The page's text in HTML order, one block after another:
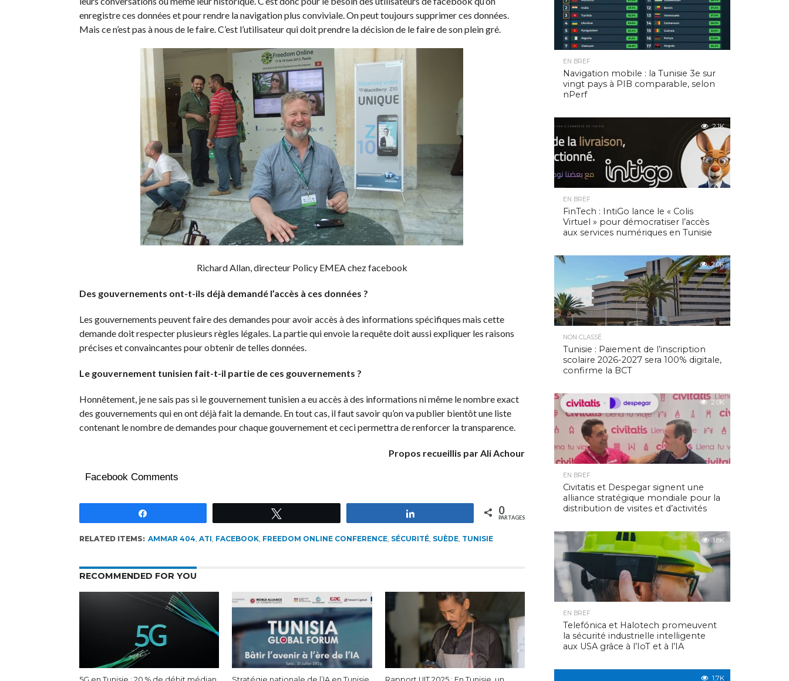
enregistre ces données et pour rendre la navigation plus conviviale. On peut toujours supprimer ces données.
Mais ce n’est pas à nous de le faire. C’est l’utilisateur qui doit prendre la décision de le faire de son plein gré.
Richard Allan, directeur Policy EMEA chez facebook
Des gouvernements ont-t-ils déjà demandé l’accès à ces données ?
Les gouvernements peuvent faire des demandes pour avoir accès à des informations spécifiques mais cette
demande doit respecter plusieurs règles légales. La partie qui envoie la requête doit aussi expliquer les raisons
précises et convaincantes pour obtenir de telles données.
Le gouvernement tunisien fait-t-il partie de ces gouvernements ?
Honnêtement, je ne sais pas si le gouvernement tunisien a eu accès à des informations ni même le nombre exact
des gouvernements qui en ont déjà fait la demande. En tout cas, il faut savoir qu’on va publier bientôt une liste
contenant le nombre de demandes pour chaque gouvernement et ceci permettra de renforcer la transparence.
Propos recueillis par Ali Achour
Facebook Comments
0
PARTAGES
RELATED ITEMS: AMMAR 404, ATI, FACEBOOK, FREEDOM ONLINE CONFERENCE, SÉCURITÉ, SUÈDE, TUNISIE
RECOMMENDED FOR YOU
EN BREF
Navigation mobile : la Tunisie 3e sur
vingt pays à PIB comparable, selon
nPerf
2.1K
EN BREF
FinTech : IntiGo lance le « Colis
Virtuel » pour démocratiser l’accès
aux services numériques en Tunisie
2.0K
NON CLASSÉ
Tunisie : Paiement de l’inscription
scolaire 2026-2027 sera 100% digitale,
confirme la BCT
2.0K
EN BREF
Civitatis et Despegar signent une
alliance stratégique mondiale pour la
distribution de visites et d’activités
1.8K
EN BREF
Telefónica et Halotech promeuvent
la sécurité industrielle intelligente
aux USA grâce à l’IoT et à l’IA
1.7K